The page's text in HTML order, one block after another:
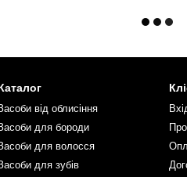
від облисіння
для бороди
для волосся
для зубів